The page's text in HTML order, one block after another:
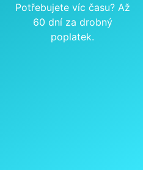
Potřebujete víc času? Až
60 dní za drobný
poplatek.